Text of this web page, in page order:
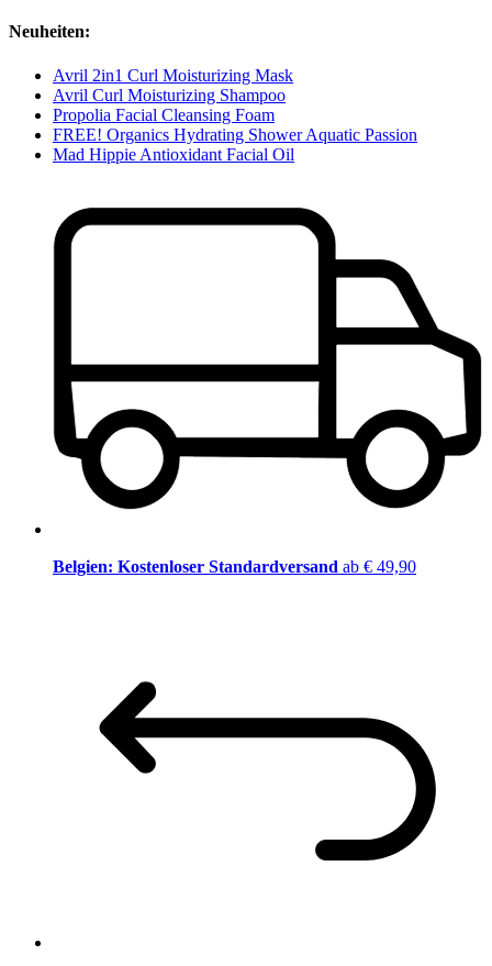
Neuheiten:
Avril 2in1 Curl Moisturizing Mask
Avril Curl Moisturizing Shampoo
Propolia Facial Cleansing Foam
FREE! Organics Hydrating Shower Aquatic Passion
Mad Hippie Antioxidant Facial Oil
Belgien: Kostenloser Standardversand ab € 49,90